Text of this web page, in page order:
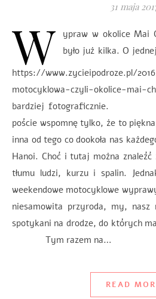
31 maja
W
ypraw w okolice Mai
było już kilka. O
https://www.zycieipodroze.pl/
motocyklowa-czyli-okolice-
bardziej
poście wspomnę tylko, że to
inna od tego co dookoła nas
Hanoi. Choć i tutaj można
tłumu ludzi, kurzu i spalin.
weekendowe motocyklowe
niesamowita przyroda, my,
spotykani na drodze, do których
Tym razem na…
READ